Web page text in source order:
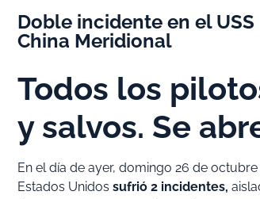
Doble incidente en el
China Meridional
Todos los
y salvos. Se
En el día de ayer, domingo 26 de
Estados Unidos sufrió 2 incidentes,